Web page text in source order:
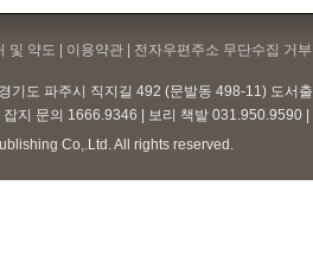
및 약도 | 이용약관 | 전자우편주소 무단수집 거
기도 파주시 직지길 492 (문발동 498-11) 도서
지 문의 1666.9346 | 보리 책밭 031.950.9590
Co,.Ltd. All rights reserved.